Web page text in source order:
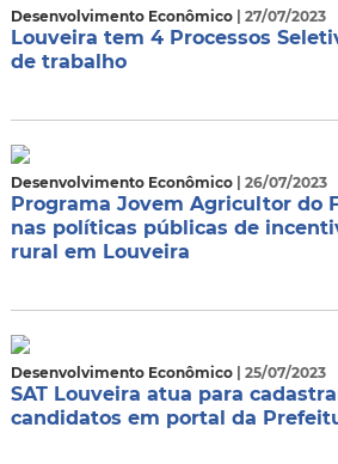
Desenvolvimento Econômico | 27/07/2023
Louveira tem 4 Processos
de trabalho
Desenvolvimento Econômico | 26/07/2023
Programa Jovem Agricultor do
nas políticas públicas de
rural em Louveira
Desenvolvimento Econômico | 25/07/2023
SAT Louveira atua para
candidatos em portal da